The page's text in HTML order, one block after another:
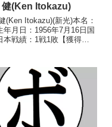
健(Ken Itokazu)
(Ken Itokazu)(新光)本名：
年月日：1956年7月16日国
本戦績：1戦1敗【獲得タ
竜也(平沼)【補足情
沖縄県那覇市久茂地出
...